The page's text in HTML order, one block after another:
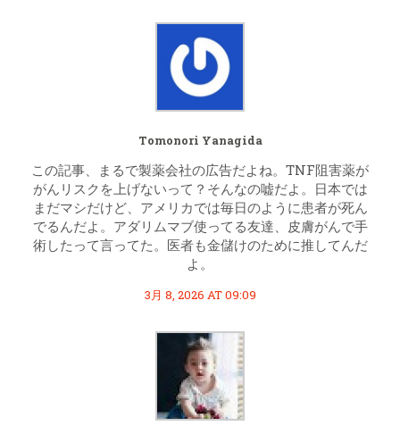
Tomonori Yanagida
この記事、まるで製薬会社の広告だよね。TNF阻害薬が
がんリスクを上げないって？そんなの嘘だよ。日本では
まだマシだけど、アメリカでは毎日のように患者が死ん
でるんだよ。アダリムマブ使ってる友達、皮膚がんで手
術したって言ってた。医者も金儲けのために推してんだ
よ。
3月 8, 2026 AT 09:09